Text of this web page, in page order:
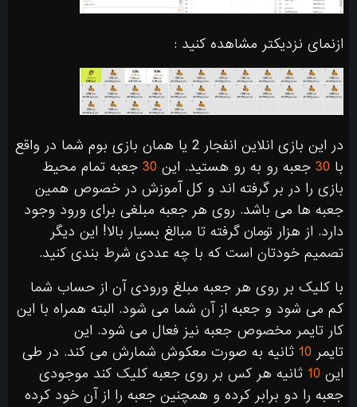
ازنمای نزدیکتر مشاهده کنید :
در این بازی انلاین انفجار 2 یا همان بازی بوم شما در واقع
با 30 جعبه رو به رو هستید. این 30 جعبه تمام محیط
بازی را در بر گرفته اند و کل آموزش در خصوص همین
جعبه ها می باشد. روی هر جعبه مبلغی برای ورود وجود
دارد. از هزار تومان گرفته تا مبالغ بسیار بالا! این دیگر
تصمیم خودتان است که با چه عددی شرط بندی کنید.
با کلیک بر روی هر جعبه مبلغ ورودی آن از حساب شما
کم می شود و جعبه از آن شما می شود. البته همراه با این
کار تایمر مخصوص جعبه نیز فعال می شود. این
تایمر 10 ثانیه به صورت معکوش شمارش می کند. در طی
این 10 ثانیه هر کس بر روی جعبه کلیک کند موجودی
جعبه را دو برابر کرده و همچنین جعبه را از آن خود کرده